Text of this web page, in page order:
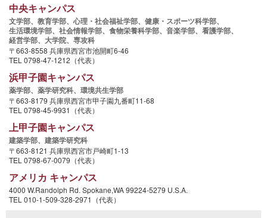
中央キャンパス
文学部、 教育学部、 心理・社会福祉学部、 健康・スポーツ科学部、
生活環境学部、 社会情報学部、 食物栄養科学部、 音楽学部、 看護学部、
経営学部、 大学院、 専攻科
〒663-8558 兵庫県西宮市池開町6-46
TEL 0798-47-1212（代表）
浜甲子園キャンパス
薬学部、 薬学研究科、 環境共生学部
〒663-8179 兵庫県西宮市甲子園九番町11-68
TEL 0798-45-9931（代表）
上甲子園キャンパス
建築学部、 建築学研究科
〒663-8121 兵庫県西宮市戸崎町1-13
TEL 0798-67-0079（代表）
アメリカ キャンパス
4000 W.Randolph Rd. Spokane,WA 99224-5279 U.S.A.
TEL 010-1-509-328-2971（代表）